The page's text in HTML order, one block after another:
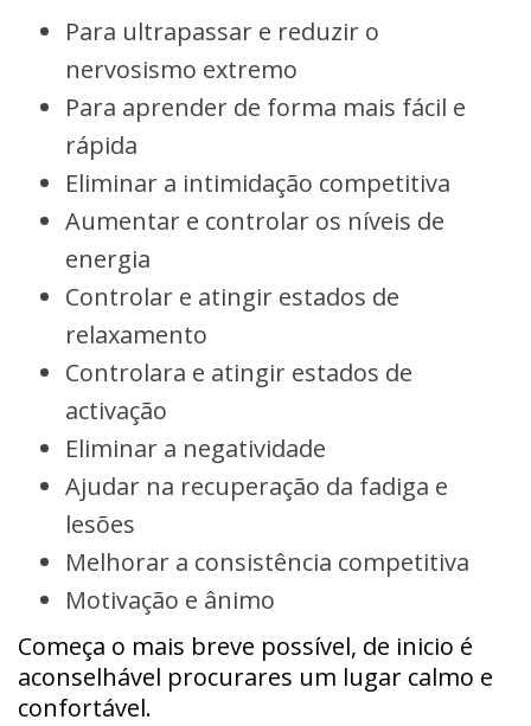
Para ultrapassar e reduzir o
nervosismo extremo
Para aprender de forma mais fácil e
rápida
Eliminar a intimidação competitiva
Aumentar e controlar os níveis de
energia
Controlar e atingir estados de
relaxamento
Controlara e atingir estados de
activação
Eliminar a negatividade
Ajudar na recuperação da fadiga e
lesões
Melhorar a consistência competitiva
Motivação e ânimo
Começa o mais breve possível, de inicio é
aconselhável procurares um lugar calmo e
confortável.